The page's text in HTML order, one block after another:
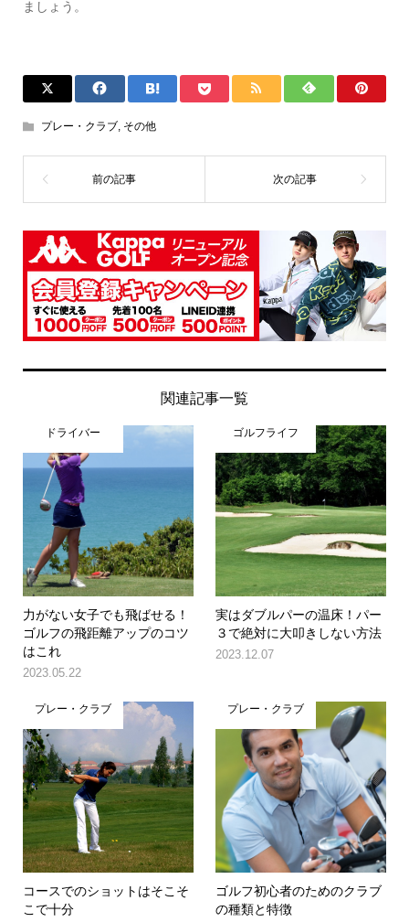
ましょう。
プレー・クラブ, その他
関連記事一覧
ドライバー
力がない女子でも飛ばせる！
ゴルフの飛距離アップのコツ
はこれ
2023.05.22
ゴルフライフ
実はダブルパーの温床！パー
３で絶対に大叩きしない方法
2023.12.07
プレー・クラブ
コースでのショットはそこそ
こで十分
プレー・クラブ
ゴルフ初心者のためのクラブ
の種類と特徴